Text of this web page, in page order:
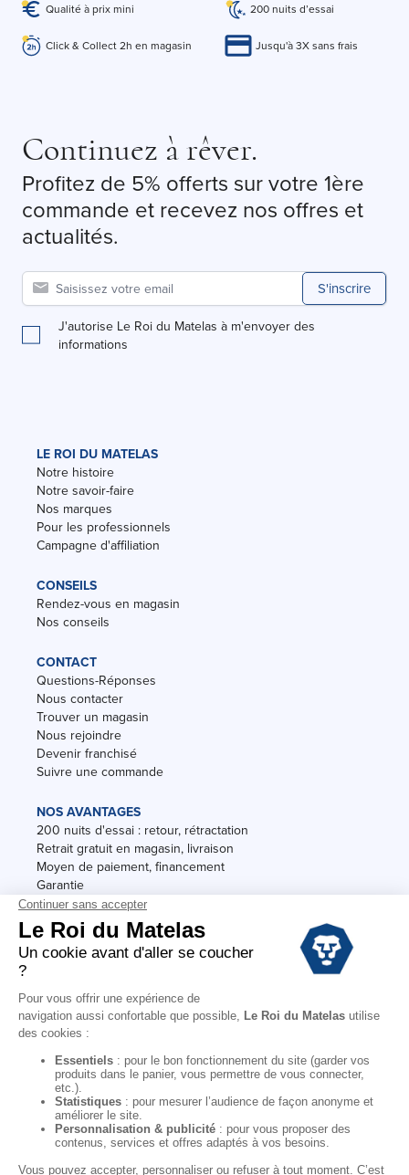
Qualité à prix mini 200 nuits d’essai
Click & Collect 2h en magasin Jusqu'à 3X sans frais
Continuez à rêver.
Profitez de 5% offerts sur votre 1ère
commande et recevez nos offres et
actualités.
S'inscrire
J'autorise Le Roi du Matelas à m'envoyer des
informations
LE ROI DU MATELAS
Notre histoire
Notre savoir-faire
Nos marques
Pour les professionnels
Campagne d'affiliation
CONSEILS
Rendez-vous en magasin
Nos conseils
CONTACT
Questions-Réponses
Nous contacter
Trouver un magasin
Nous rejoindre
Devenir franchisé
Suivre une commande
NOS AVANTAGES
200 nuits d'essai : retour, rétractation
Retrait gratuit en magasin, livraison
Moyen de paiement, financement
Garantie
Conditions des offres
Soldes
Conditions Générales de vente magasin
Conditions Générales de vente internet
Mentions Légales
Données personnelles
Codes promo Le Roi du Matelas